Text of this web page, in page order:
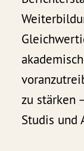
zu stärken
Studis und